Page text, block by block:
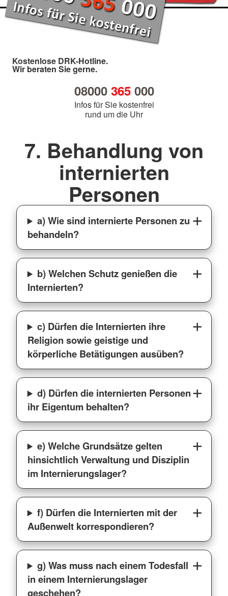
Kostenlose DRK-Hotline.
Wir beraten Sie gerne.
08000 365000
Infos für Sie kostenfrei
rund um die Uhr
7. Behandlung von
internierten
Personen
a) Wie sind internierte Personen zu
behandeln?
b) Welchen Schutz genießen die
Internierten?
c) Dürfen die Internierten ihre
Religion sowie geistige und
körperliche Betätigungen ausüben?
d) Dürfen die internierten Personen
ihr Eigentum behalten?
e) Welche Grundsätze gelten
hinsichtlich Verwaltung und Disziplin
im Internierungslager?
f) Dürfen die Internierten mit der
Außenwelt korrespondieren?
g) Was muss nach einem Todesfall
in einem Internierungslager
geschehen?